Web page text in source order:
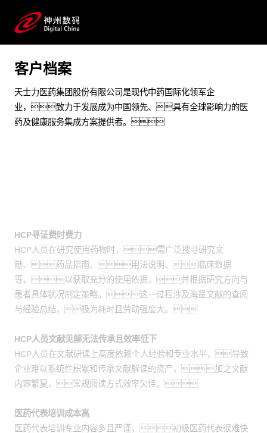
提供精准且全面的回答，高效提升医药代表的专业
应答能力
预约专家咨询
客户档案
天士力医药集团股份有限公司是现代中药国际化领军企
业，致力于发展成为中国领先、具有全球影响力的医
药及健康服务集成方案提供者。
HCP寻证费时费力
HCP人员在研究使用药物时，需广泛搜寻研究文
献、药品指南、用法说明、临床数据
等，以获取充分的使用依据，并根据研究方向与
患者具体状况制定策略。这一过程涉及海量文献的查阅
与经验总结，极为耗时且劳动强度大。
HCP人员文献见解无法传承且效率低下
HCP人员在文献研读上高度依赖个人经验和专业水平，导致
企业难以系统性积累和传承文献解读的资产，加之文献
内容繁复，常规阅读方式效率欠佳。
医药代表培训成本高
医药代表培训专业内容多且严谨，初级医药代表很难快